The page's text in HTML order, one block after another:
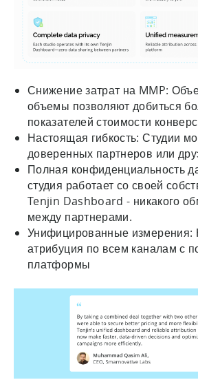
Снижение затрат на MMP:
объемы позволяют добиться
показателей стоимости
Настоящая гибкость: Студии
доверенных партнеров или
Полная конфиденциальность
студия работает со своей
Tenjin Dashboard - никакого
между партнерами.
Унифицированные измерения:
атрибуция по всем каналам с
платформы